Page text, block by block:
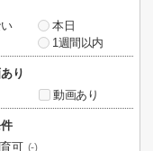
本日
1週間以内
り
動画あり
可 (-)